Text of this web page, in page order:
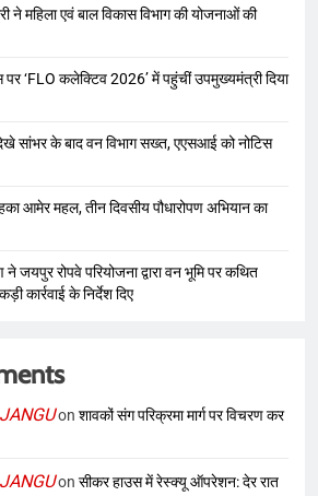
ने महिला एवं बाल विकास विभाग की योजनाओं की
पर ‘FLO कलेक्टिव 2026’ में पहुंचीं उपमुख्यमंत्री दिया
सांभर के बाद वन विभाग सख्त, एएसआई को नोटिस
आमेर महल, तीन दिवसीय पौधारोपण अभियान का
ने जयपुर रोपवे परियोजना द्वारा वन भूमि पर कथित
कार्रवाई के निर्देश दिए
on शावकों संग परिक्रमा मार्ग पर विचरण कर
on सीकर हाउस में रेस्क्यू ऑपरेशन: देर रात